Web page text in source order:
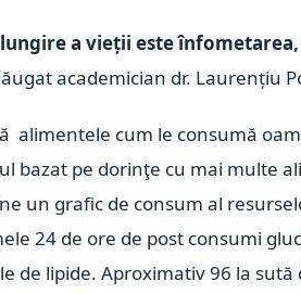
a vieții este
academician dr. Laurențiu
alimentele cum le consumă
bazat pe dorinţe cu mai multe
un grafic de consum al
24 de ore de post consumi
de lipide. Aproximativ 96 la